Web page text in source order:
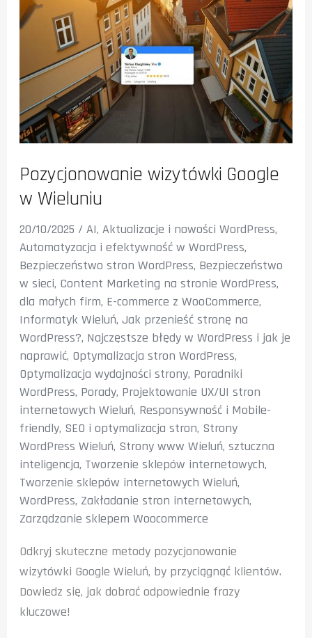
Pozycjonowanie wizytówki Google
w Wieluniu
20/10/2025 /AI,Aktualizacje i nowości WordPress,
Automatyzacja i efektywność w WordPress,
Bezpieczeństwo stron WordPress, Bezpieczeństwo
w sieci, Content Marketing na stronie WordPress,
dla małych firm, E-commerce z WooCommerce,
Informatyk Wieluń,Jak przenieść stronę na
WordPress?, Najczęstsze błędy w WordPress i jak je
naprawić, Optymalizacja stron WordPress,
Optymalizacja wydajności strony, Poradniki
WordPress, Porady, Projektowanie UX/UI stron
internetowych Wieluń, Responsywność i Mobile-
friendly, SEO i optymalizacja stron, Strony
WordPress Wieluń, Strony www Wieluń,sztuczna
inteligencja, Tworzenie sklepów internetowych,
Tworzenie sklepów internetowych Wieluń,
WordPress, Zakładanie stron internetowych,
Zarządzanie sklepem Woocommerce
Odkryj skuteczne metody pozycjonowanie
wizytówki Google Wieluń, by przyciągnąć klientów.
Dowiedz się, jak dobrać odpowiednie frazy
kluczowe!